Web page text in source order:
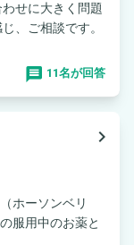
せに大きく問題
、ご相談です。
11名が回答
navigate_next
ホーソンベリ
服用中のお薬と